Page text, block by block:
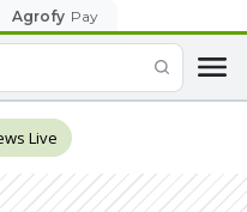
Agrofy Pay
Live